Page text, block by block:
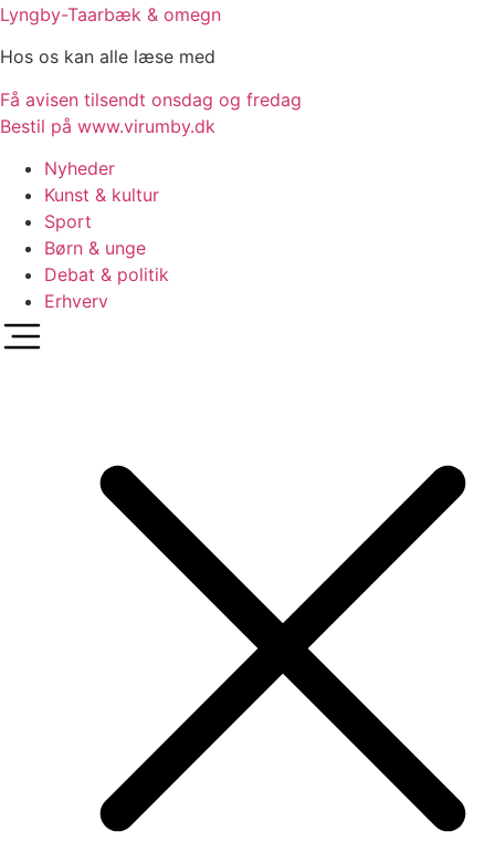
Lyngby-Taarbæk & omegn
Hos os kan alle læse med
Få avisen tilsendt onsdag og fredag
Bestil på www.virumby.dk
Nyheder
Kunst & kultur
Sport
Børn & unge
Debat & politik
Erhverv